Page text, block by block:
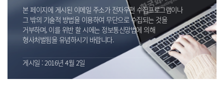
본 페이지에 게시된 이메일 주소가 전자우편 수집프로그램이나
그 밖의 기술적 방법을 이용하여 무단으로 수집되는 것을
거부하며, 이를 위반 할 시에는 정보통신망법에 의해
형사처벌됨을 유념하시기 바랍니다.
게시일 : 2016년 4월 2일